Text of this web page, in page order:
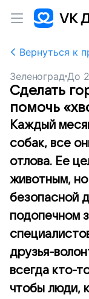
Вернуться к
Зеленоград До
Сделать
помочь
Каждый
собак, все
отлова. Ее
животным,
безопасной
подопечном
друзья-
всегда кто-
чтобы люди,